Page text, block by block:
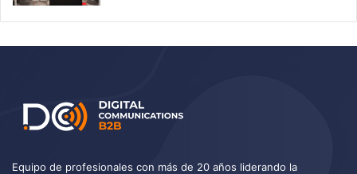
Equipo de profesionales con más de 20 años liderando la